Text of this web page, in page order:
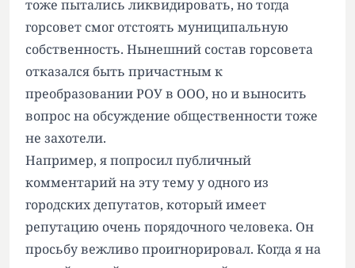
тоже пытались ликвидировать, но тогда
горсовет смог отстоять муниципальную
собственность. Нынешний состав горсовета
отказался быть причастным к
преобразовании РОУ в ООО, но и выносить
вопрос на обсуждение общественности тоже
не захотели.
Например, я попросил публичный
комментарий на эту тему у одного из
городских депутатов, который имеет
репутацию очень порядочного человека. Он
просьбу вежливо проигнорировал. Когда я на